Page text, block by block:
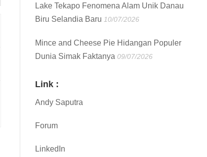
Lake Tekapo Fenomena Alam Unik Danau
Biru Selandia Baru 10/07/2026
Mince and Cheese Pie Hidangan Populer
Dunia Simak Faktanya 09/07/2026
Link :
Andy Saputra
Forum
LinkedIn